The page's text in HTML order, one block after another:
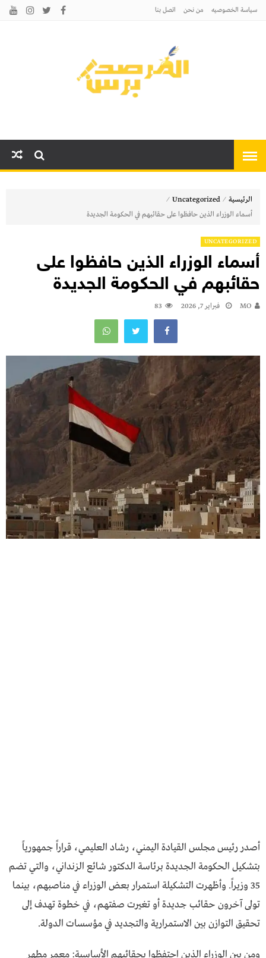
سياسة الخصوصيه من نحن اتصل بنا
الرئيسية ⁄
Uncategorized
⁄
أسماء الوزراء الذين حافظوا على حقائبهم في الحكومة الجديدة
UNCATEGORIZED
أسماء الوزراء الذين حافظوا على
حقائبهم في الحكومة الجديدة
MO فبراير 7, 2026 83
أصدر رئيس مجلس القيادة اليمني، رشاد العليمي، قراراً جمهورياً
بتشكيل الحكومة الجديدة برئاسة الدكتور شائع الزنداني، والتي تضم
35 وزيراً. وأظهرت التشكيلة استمرار بعض الوزراء في مناصبهم، بينما
تولى آخرون حقائب جديدة أو تغيرت صفتهم، في خطوة تهدف إلى
تحقيق التوازن بين الاستمرارية والتجديد في مؤسسات الدولة.
ومن بين الوزراء الذين احتفظوا بحقائبهم الأساسية: معمر مطهر